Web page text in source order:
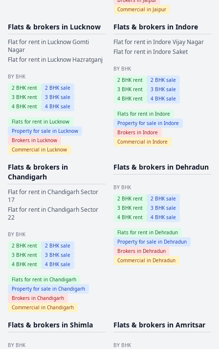
Commercial in Jaipur
Flats & brokers in Lucknow
Flat for rent in LucknowGomti
Nagar
Flat for rent in Lucknow Hazratganj
BY BHK
2 BHK rent 2 BHK sale
3 BHK rent 3 BHK sale
4 BHK rent 4 BHK sale
Flats for rent in Lucknow
Property for sale in Lucknow
Brokers in Lucknow
Commercial in Lucknow
Flats & brokers in Indore
Flat for rent inIndoreVijay Nagar
Flat for rent inIndoreSaket
BY BHK
2 BHK rent 2 BHK sale
3 BHK rent 3 BHK sale
4 BHK rent 4 BHK sale
Flats for rent in Indore
Property for sale in Indore
Brokers in Indore
Commercial in Indore
Flats & brokers in
Chandigarh
Flat for rent inChandigarhSector
17
Flat for rent inChandigarhSector
22
BY BHK
2 BHK rent 2 BHK sale
3 BHK rent 3 BHK sale
4 BHK rent 4 BHK sale
Flats for rent in Chandigarh
Property for sale in Chandigarh
Brokers in Chandigarh
Commercial in Chandigarh
Flats & brokers in Dehradun
BY BHK
2 BHK rent 2 BHK sale
3 BHK rent 3 BHK sale
4 BHK rent 4 BHK sale
Flats for rent in Dehradun
Property for sale in Dehradun
Brokers in Dehradun
Commercial in Dehradun
Flats & brokers in Shimla
BY BHK
Flats & brokers in Amritsar
BY BHK